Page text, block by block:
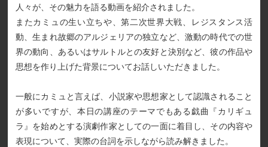
人々が、その魅力を語る動画を紹介されました。
またカミュの生い立ちや、第二次世界大戦、レジスタンス活
動、生まれ故郷のアルジェリアの独立など、激動の時代での世
界の動向、あるいはサルトルとの友好と決別など、彼の作品や
思想を作り上げた背景についてお話しいただきました。
一般にカミュと言えば、小説家や思想家として認識されること
が多いですが、本日の講座のテーマでもある戯曲『カリギュ
ラ』を始めとする演劇作家としての一面に着目し、その内容や
表現について、実際の台詞を示しながら読み解きました。